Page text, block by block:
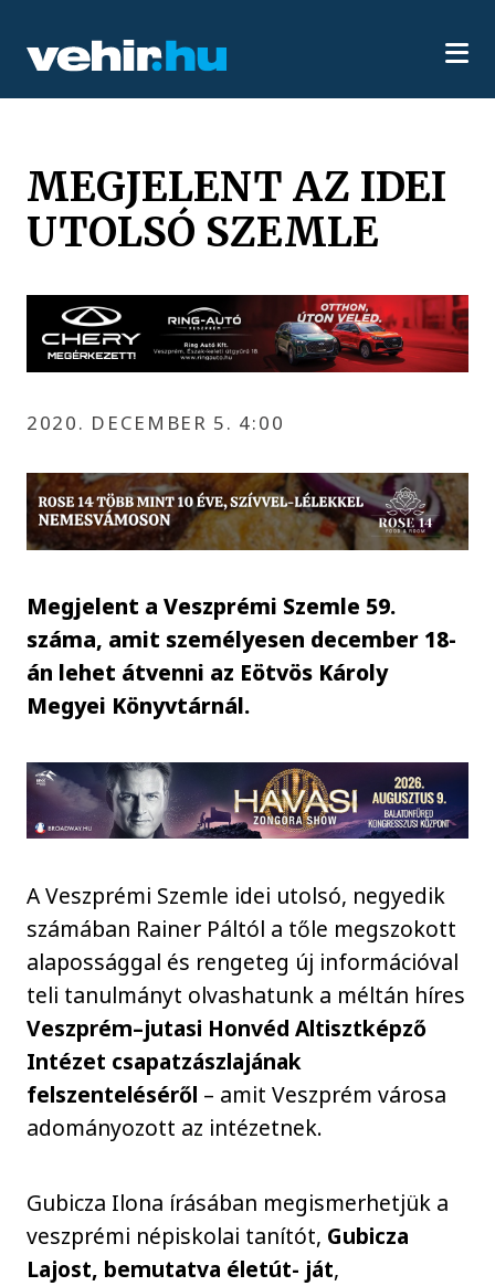
MEGJELENT AZ IDEI
UTOLSÓ SZEMLE
2020. DECEMBER 5. 4:00
Megjelent a Veszprémi Szemle 59.
száma, amit személyesen december 18-
án lehet átvenni az Eötvös Károly
Megyei Könyvtárnál.
A Veszprémi Szemle idei utolsó, negyedik
számában Rainer Páltól a tőle megszokott
alapossággal és rengeteg új információval
teli tanulmányt olvashatunk a méltán híres
Veszprém–jutasi Honvéd Altisztképző
Intézet csapatzászlajának
felszenteléséről – amit Veszprém városa
adományozott az intézetnek.
Gubicza Ilona írásában megismerhetjük a
veszprémi népiskolai tanítót, Gubicza
Lajost, bemutatva életút- ját,